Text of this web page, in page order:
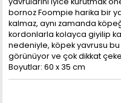
bornoz Foompie harika bir
kalmaz, aynı zamanda
kordonlarla kolayca giyilip
nedeniyle, köpek yavrusu
görünüyor ve çok dikkat
Boyutlar: 60 x 35 cm